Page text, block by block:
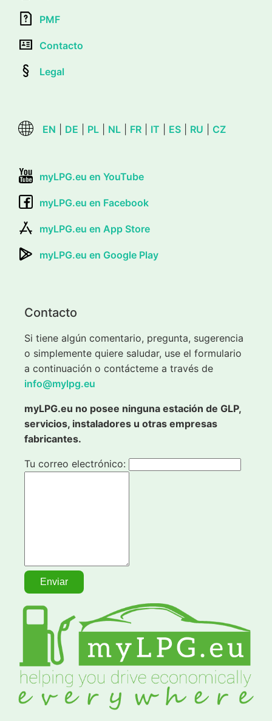
PMF
Contacto
Legal
EN DE PL NL FR IT ES RU CZ
myLPG.eu en YouTube
myLPG.eu en Facebook
myLPG.eu en App Store
myLPG.eu en Google Play
Contacto
Si tiene algún comentario, pregunta, sugerencia
o simplemente quiere saludar, use el formulario
a continuación o contácteme a través de
info@mylpg.eu
myLPG.eu no posee ninguna estación de GLP,
servicios, instaladores u otras empresas
fabricantes.
Tu correo electrónico: